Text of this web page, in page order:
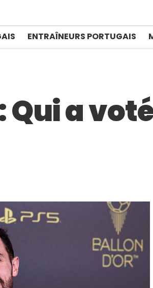
ENTRAÎNEURS PORTUGAIS
Qui a